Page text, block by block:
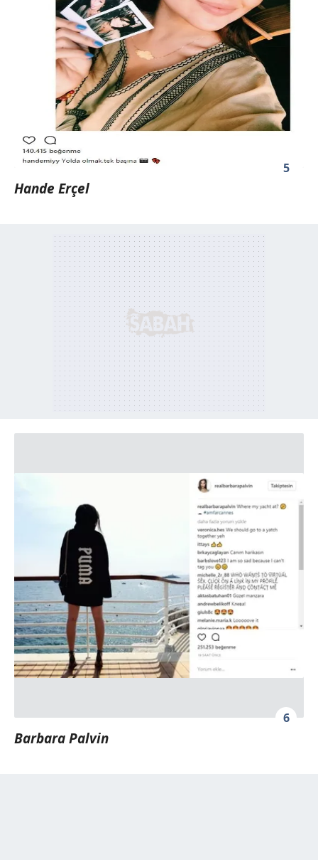
5
Hande Erçel
6
Barbara Palvin